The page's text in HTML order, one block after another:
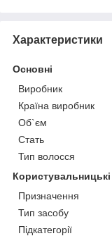
Характеристики
Основні
Виробник
Країна виробник
Об`єм
Стать
Тип волосся
Призначення
Тип засобу
Підкатегорії